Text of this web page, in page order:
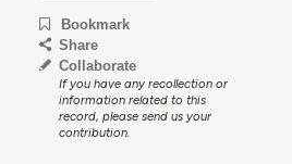
Bookmark
Share
Collaborate
If you have any recollection or
information related to this
record, please send us your
contribution.